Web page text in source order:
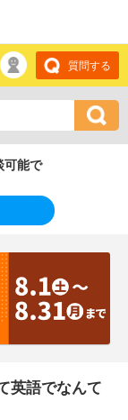
質問する
可能で
英語でなんて